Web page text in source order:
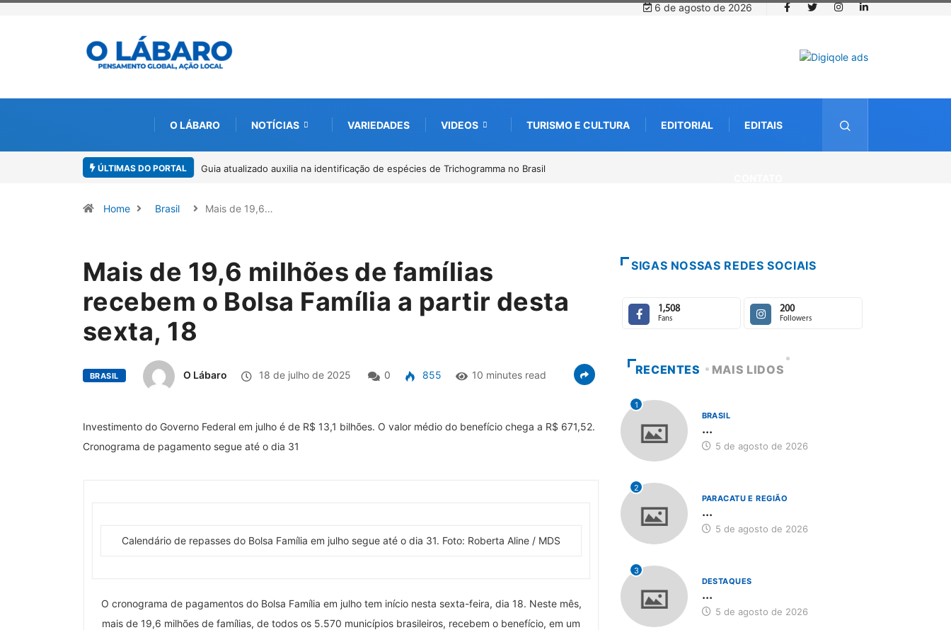
6 de agosto de 2026
O LÁBARO NOTÍCIAS VARIEDADES VIDEOS TURISMO E CULTURA EDITORIAL EDITAIS
ÚLTIMAS DO PORTAL
de espécies de Trichogramma no BrasilKinross inicia rastreamento digital de 10 mil mudas usadas na recuperação
Home Brasil Mais de 19,6…
Mais de 19,6 milhões de famílias
recebem o Bolsa Família a partir desta
sexta, 18
BRASIL O Lábaro 18 de julho de 2025 0 855 10 minutes read
Investimento do Governo Federal em julho é de R$ 13,1 bilhões. O valor médio do benefício chega a R$ 671,52.
Cronograma de pagamento segue até o dia 31
Calendário de repasses do Bolsa Família em julho segue até o dia 31. Foto: Roberta Aline / MDS
O cronograma de pagamentos do Bolsa Família em julho tem início nesta sexta-feira, dia 18. Neste mês,
mais de 19,6 milhões de famílias, de todos os 5.570 municípios brasileiros, recebem o benefício, em um
SIGAS NOSSAS REDES SOCIAIS
1,508
Fans
200
Followers
RECENTES MAIS LIDOS
1
BRASIL
...
5 de agosto de 2026
2
PARACATU E REGIÃO
...
5 de agosto de 2026
3
DESTAQUES
...
5 de agosto de 2026